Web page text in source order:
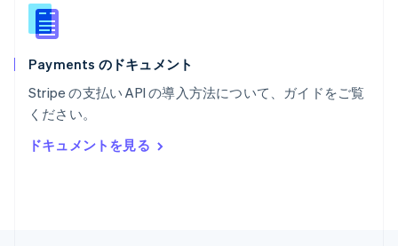
Payments のドキュメント
Stripe の支払い API の導入方法について、ガイドをご覧
ください。
ドキュメントを見る
Español
ラトビア
リトアニア
リヒテンシュタイン
Deutsch
ルーマニア
English